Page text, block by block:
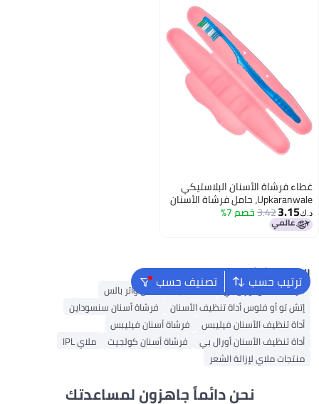
غطاء فرشاة الأسنان البلاستيكي
Upkaranwale، حامل فرشاة الأسنان
للسفر، غطاء الفرشاة (متعدد
الألوان)
د.ك‏3.15
3.42خصم 7%
ترتيب حسب تصنيف حسب البحث الشائع
فرشاة أسنان أورال بي
أداة تنظيف الأسنان واتر بالس
إتش تو أو فلوس أداة تنظيف الأسنان
فرشاة أسنان سنسوداين
أداة تنظيف الأسنان فيليبس
فرشاة أسنان فيليبس
أداة تنظيف الأسنان أورال بي
فرشاة أسنان كولجيت
ملاي IPL
منتجات ملاي لإزالة الشعر
نحن دائماً جاهزون لمساعدتك